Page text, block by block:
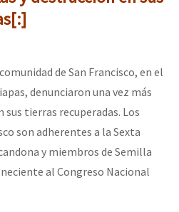
por la libertad de Jesús
se publica no Estado Espanhol
de San Francisco, en el
denunciaron una vez más
sus tierras recuperadas. Los
son adherentes a la Sexta
y miembros de Semilla
al Congreso Nacional